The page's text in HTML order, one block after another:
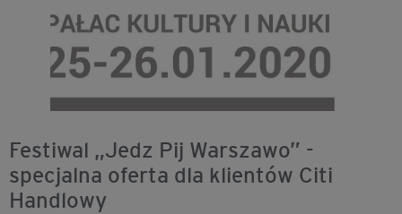
Festiwal „Jedz Pij Warszawo” -
specjalna oferta dla klientów Citi
Handlowy